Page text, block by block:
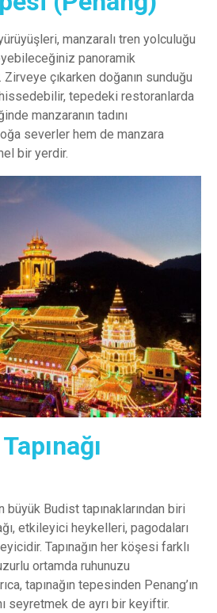
manzaralı tren yolculuğu
panoramik
Zirveye çıkarken doğanın sunduğu
tepedeki restoranlarda
manzaranın tadını
severler hem de manzara
bir yerdir.
büyük Budist tapınaklarından biri
etkileyici heykelleri, pagodaları
Tapınağın her köşesi farklı
ortamda ruhunuzu
tapınağın tepesinden Penang’ın
seyretmek de ayrı bir keyiftir.